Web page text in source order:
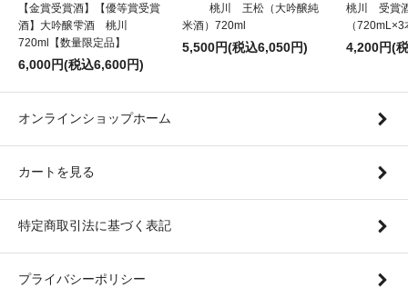
【金賞受賞酒】【優等賞受賞
酒】大吟醸雫酒 桃川
720ml【数量限定品】
6,000円(税込6,600円)
桃川 王松（大吟醸純
米酒）720ml
5,500円(税込6,050円)
桃川 受賞
（720mL×3
4,200円(
オンラインショップホーム
カートを見る
特定商取引法に基づく表記
プライバシーポリシー